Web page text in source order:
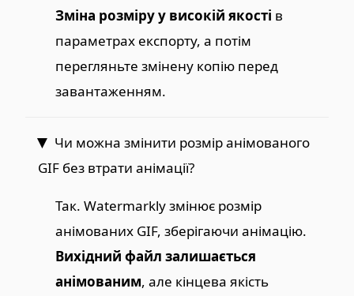
Зміна розміру у високій якості в
параметрах експорту, а потім
перегляньте змінену копію перед
завантаженням.
Чи можна змінити розмір анімованого
GIF без втрати анімації?
Так. Watermarkly змінює розмір
анімованих GIF, зберігаючи анімацію.
Вихідний файл залишається
анімованим, але кінцева якість